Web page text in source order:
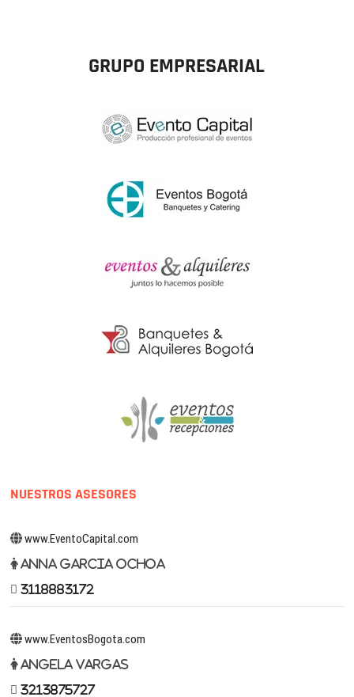
GRUPO EMPRESARIAL
NUESTROS ASESORES
www.EventoCapital.com
Anna Garcia Ochoa
3118883172
www.EventosBogota.com
Angela Vargas
3213875727